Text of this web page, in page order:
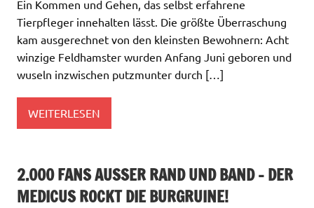
Ein Kommen und Gehen, das selbst erfahrene
Tierpfleger innehalten lässt. Die größte Überraschung
kam ausgerechnet von den kleinsten Bewohnern: Acht
winzige Feldhamster wurden Anfang Juni geboren und
wuseln inzwischen putzmunter durch […]
WEITERLESEN
2.000 FANS AUSSER RAND UND BAND – DER M
EDICUS ROCKT DIE BURGRUINE!